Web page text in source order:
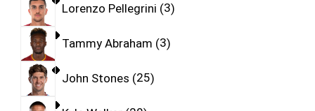
Lorenzo Pellegrini 3
Tammy Abraham 3
John Stones 25